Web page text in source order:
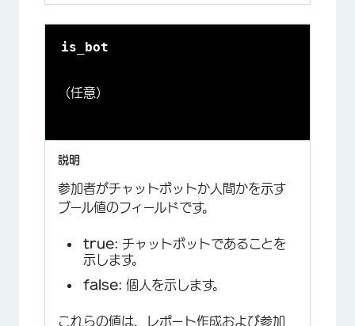
is_bot
（任意）
参加者がチャットボットか人間かを示す
ブール値のフィールドです。
true: チャットボットであることを
示します。
false: 個人を示します。
これらの値は、レポート作成および参加